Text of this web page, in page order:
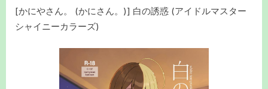
[かにやさん。 (かにさん。)] 白の誘惑 (アイドルマスター
シャイニーカラーズ)